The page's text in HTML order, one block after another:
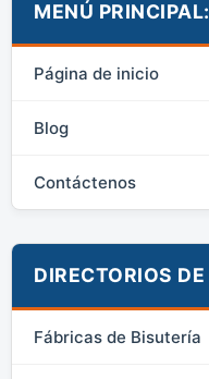
MENÚ PRINCIPAL:
Página de inicio
Blog
Contáctenos
DIRECTORIOS DE
Fábricas de Bisutería